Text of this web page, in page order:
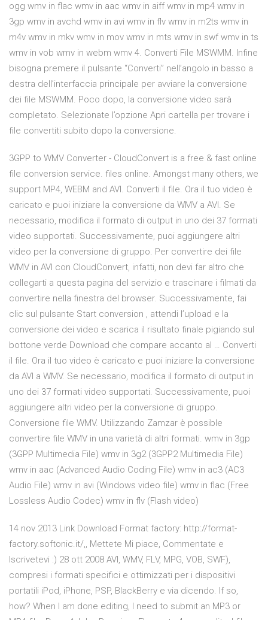
ogg wmv in flac wmv in aac wmv in aiff wmv in mp4 wmv in
3gp wmv in avchd wmv in avi wmv in flv wmv in m2ts wmv in
m4v wmv in mkv wmv in mov wmv in mts wmv in swf wmv in ts
wmv in vob wmv in webm wmv 4. Converti File MSWMM. Infine
bisogna premere il pulsante “Converti” nell’angolo in basso a
destra dell’interfaccia principale per avviare la conversione
dei file MSWMM. Poco dopo, la conversione video sarà
completato. Selezionate l’opzione Apri cartella per trovare i
file convertiti subito dopo la conversione.
3GPP to WMV Converter - CloudConvert is a free & fast online
file conversion service. files online. Amongst many others, we
support MP4, WEBM and AVI. Converti il file. Ora il tuo video è
caricato e puoi iniziare la conversione da WMV a AVI. Se
necessario, modifica il formato di output in uno dei 37 formati
video supportati. Successivamente, puoi aggiungere altri
video per la conversione di gruppo. Per convertire dei file
WMV in AVI con CloudConvert, infatti, non devi far altro che
collegarti a questa pagina del servizio e trascinare i filmati da
convertire nella finestra del browser. Successivamente, fai
clic sul pulsante Start conversion , attendi l’upload e la
conversione dei video e scarica il risultato finale pigiando sul
bottone verde Download che compare accanto al … Converti
il file. Ora il tuo video è caricato e puoi iniziare la conversione
da AVI a WMV. Se necessario, modifica il formato di output in
uno dei 37 formati video supportati. Successivamente, puoi
aggiungere altri video per la conversione di gruppo.
Conversione file WMV. Utilizzando Zamzar è possible
convertire file WMV in una varietà di altri formati. wmv in 3gp
(3GPP Multimedia File) wmv in 3g2 (3GPP2 Multimedia File)
wmv in aac (Advanced Audio Coding File) wmv in ac3 (AC3
Audio File) wmv in avi (Windows video file) wmv in flac (Free
Lossless Audio Codec) wmv in flv (Flash video)
14 nov 2013 Link Download Format factory: http://format-
factory.softonic.it/,, Mettete Mi piace, Commentate e
Iscrivetevi :) 28 ott 2008 AVI, WMV, FLV, MPG, VOB, SWF),
compresi i formati specifici e ottimizzati per i dispositivi
portatili iPod, iPhone, PSP, BlackBerry e via dicendo. If so,
how? When I am done editing, I need to submit an MP3 or